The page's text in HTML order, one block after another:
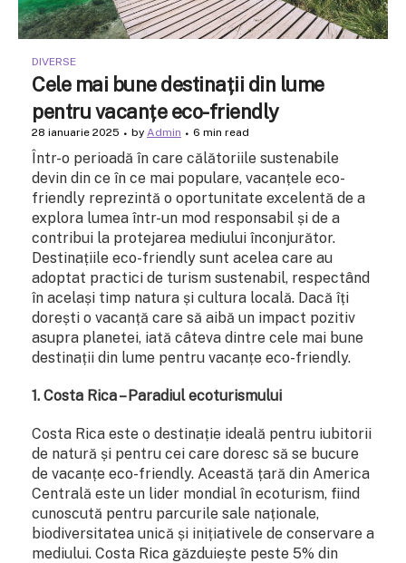
DIVERSE
Cele mai bune destinații din lume
pentru vacanțe eco-friendly
28 ianuarie 2025 by Admin 6 min read
Într-o perioadă în care călătoriile sustenabile
devin din ce în ce mai populare, vacanțele eco-
friendly reprezintă o oportunitate excelentă de a
explora lumea într-un mod responsabil și de a
contribui la protejarea mediului înconjurător.
Destinațiile eco-friendly sunt acelea care au
adoptat practici de turism sustenabil, respectând
în același timp natura și cultura locală. Dacă îți
dorești o vacanță care să aibă un impact pozitiv
asupra planetei, iată câteva dintre cele mai bune
destinații din lume pentru vacanțe eco-friendly.
1. Costa Rica – Paradiul ecoturismului
Costa Rica este o destinație ideală pentru iubitorii
de natură și pentru cei care doresc să se bucure
de vacanțe eco-friendly. Această țară din America
Centrală este un lider mondial în ecoturism, fiind
cunoscută pentru parcurile sale naționale,
biodiversitatea unică și inițiativele de conservare a
mediului. Costa Rica găzduiește peste 5% din